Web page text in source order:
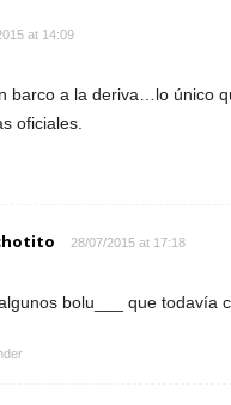
at 14:09
barco a la deriva…lo único
oficiales.
28/07/2015 at 17:18
bolu___ que todavía